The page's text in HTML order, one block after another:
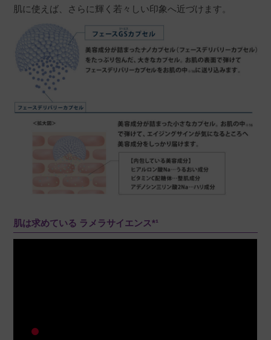
肌に使えば、さらに輝く若々しい印象へ近づけます。
肌は求めている ラメラサイエンス*¹